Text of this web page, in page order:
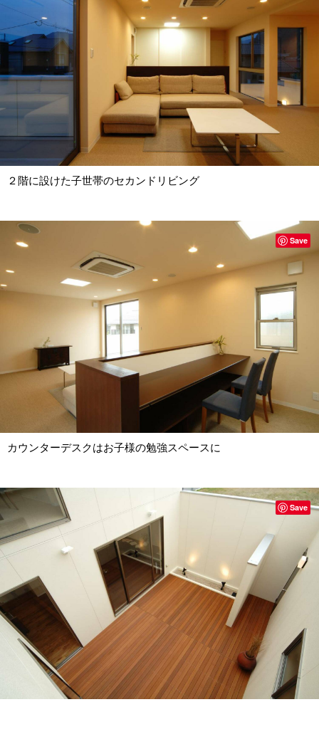
２階に設けた子世帯のセカンドリビング
カウンターデスクはお子様の勉強スペースに
Save
Save